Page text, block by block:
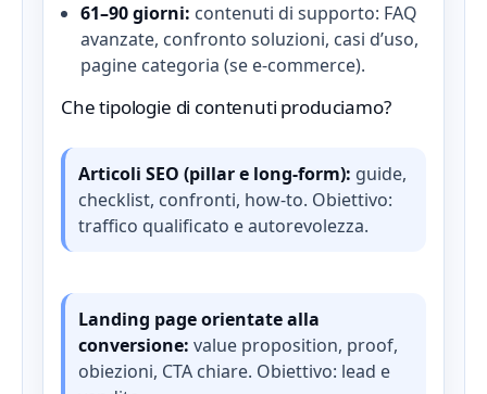
61–90 giorni: contenuti di supporto: FAQ
avanzate, confronto soluzioni, casi d’uso,
pagine categoria (se e‑commerce).
Che tipologie di contenuti produciamo?
Articoli SEO (pillar e long‑form): guide,
checklist, confronti, how‑to. Obiettivo:
traffico qualificato e autorevolezza.
Landing page orientate alla
conversione: value proposition, proof,
obiezioni, CTA chiare. Obiettivo: lead e